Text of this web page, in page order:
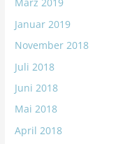
März 2019
Januar 2019
November 2018
Juli 2018
Juni 2018
Mai 2018
April 2018